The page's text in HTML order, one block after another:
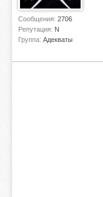
Сообщения: 2706
Репутация: N
Группа: Адекваты